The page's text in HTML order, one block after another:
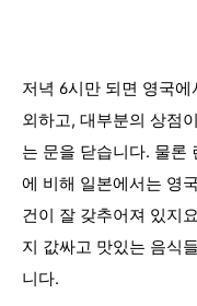
저녁 6시만 되면 영국
외하고, 대부분의 상점
는 문을 닫습니다. 물론
에 비해 일본에서는 영
건이 잘 갖추어져 있지
지 값싸고 맛있는 음식
니다.